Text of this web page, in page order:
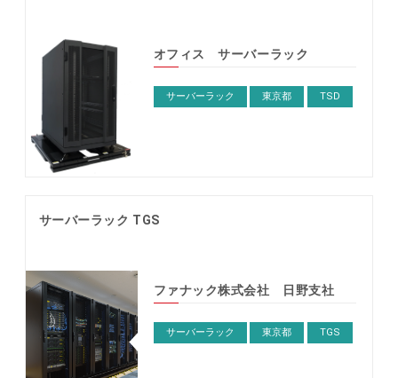
オフィス サーバーラック
サーバーラック 東京都 TSD
サーバーラック TGS
ファナック株式会社 日野支社
サーバーラック 東京都 TGS